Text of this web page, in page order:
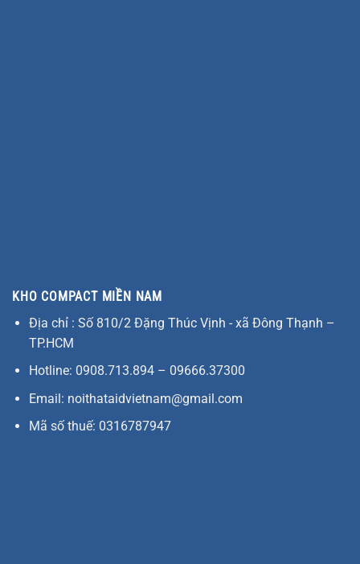
KHO COMPACT MIỀN NAM
Địa chỉ : Số 810/2 Đặng Thúc Vịnh - xã Đông Thạnh –
TP.HCM
Hotline: 0908.713.894 – 09666.37300
Email: noithataidvietnam@gmail.com
Mã số thuế: 0316787947